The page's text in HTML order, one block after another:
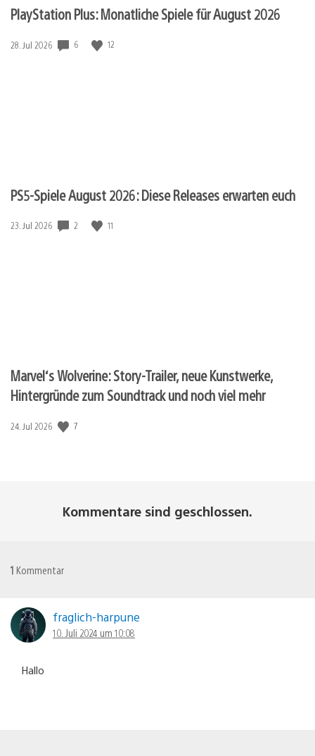
PlayStation Plus: Monatliche Spiele für August 2026
Veröffentlichungsdatum:
28. Jul 2026 6 12
PS5-Spiele August 2026: Diese Releases erwarten euch
Veröffentlichungsdatum:
23. Jul 2026 2 11
Marvel‘s Wolverine: Story-Trailer, neue Kunstwerke,
Hintergründe zum Soundtrack und noch viel mehr
Veröffentlichungsdatum:
24. Jul 2026 7
Kommentare sind geschlossen.
1 Kommentar
fraglich-harpune
10. Juli 2024 um 10:08
Hallo